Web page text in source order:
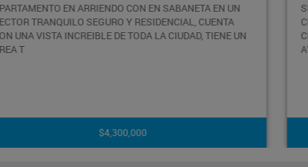
SE ARRIENDA APARTAMENTO PISO 15° EN UN SECTOR
CENTRAL Y CONCURRIDO DE ENVIGADO, CERCA AL
CENTRO COMERCIAL VIVA, LA AVENIDA REGIONAL Y LA